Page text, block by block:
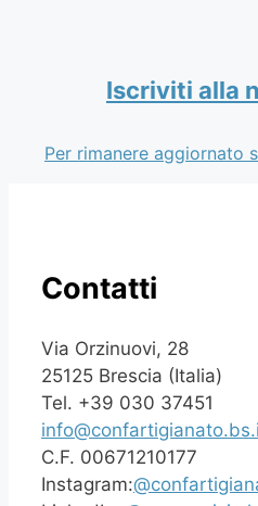
Iscriviti alla
Per rimanere aggiornato
Contatti
Via Orzinuovi, 28
25125 Brescia (Italia)
Tel. +39 030 37451
C.F. 00671210177
Instagram: